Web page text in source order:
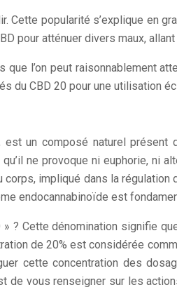
Cette popularité s’explique en
pour atténuer divers maux,
l’on peut raisonnablement
du CBD 20 pour une utilisation
un composé naturel présent
ne provoque ni euphorie, ni
impliqué dans la
endocannabinoïde est
? Cette dénomination signifie
de 20% est considérée
cette concentration des
de vous renseigner sur les